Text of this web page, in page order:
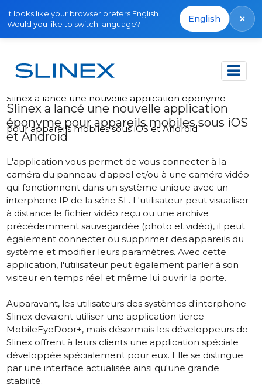
It looks like your browser prefers English.
Would you like to switch language?
English ×
Accueil Actualités
Slinex a lancé une nouvelle application éponyme
pour appareils mobiles sous iOS et Android
Slinex a lancé une nouvelle application
éponyme pour appareils mobiles sous iOS
et Android
L'application vous permet de vous connecter à la
caméra du panneau d'appel et/ou à une caméra vidéo
qui fonctionnent dans un système unique avec un
interphone IP de la série SL. L'utilisateur peut visualiser
à distance le fichier vidéo reçu ou une archive
précédemment sauvegardée (photo et vidéo), il peut
également connecter ou supprimer des appareils du
système et modifier leurs paramètres. Avec cette
application, l'utilisateur peut également parler à son
visiteur en temps réel et même lui ouvrir la porte.
Auparavant, les utilisateurs des systèmes d'interphone
Slinex devaient utiliser une application tierce
MobileEyeDoor+, mais désormais les développeurs de
Slinex offrent à leurs clients une application spéciale
développée spécialement pour eux. Elle se distingue
par une interface actualisée ainsi qu'une grande
stabilité.